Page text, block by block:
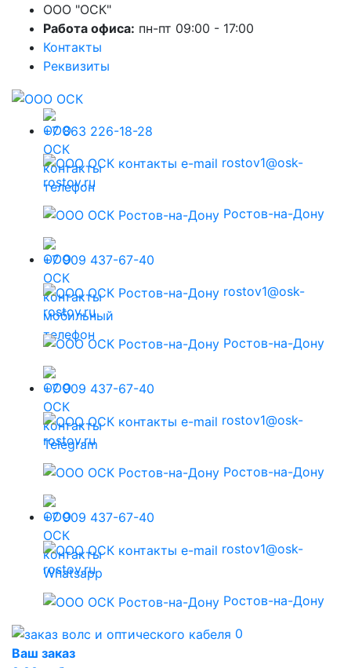
ООО "ОСК"
Работа офиса: пн-пт 09:00 - 17:00
Контакты
Реквизиты
+7 863 226-18-28
rostov1@osk-
rostov.ru
Ростов-на-Дону
+7 909 437-67-40
rostov1@osk-
rostov.ru
Ростов-на-Дону
+7 909 437-67-40
rostov1@osk-
rostov.ru
Ростов-на-Дону
+7 909 437-67-40
rostov1@osk-
rostov.ru
Ростов-на-Дону
0
Ваш заказ